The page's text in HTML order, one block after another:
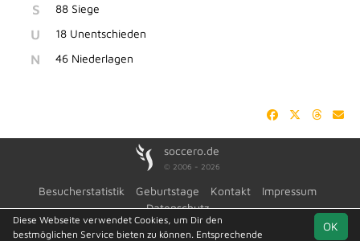
S 88 Siege
U 18 Unentschieden
N 46 Niederlagen
soccero.de
© 2006 - 2026
Besucherstatistik Geburtstage Kontakt
Impressum
Datenschutz
OK
Diese Webseite verwendet Cookies, um Dir den
bestmöglichen Service bieten zu können. Entsprechende